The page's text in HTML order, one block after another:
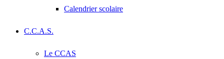
Calendrier scolaire
C.C.A.S.
Le CCAS